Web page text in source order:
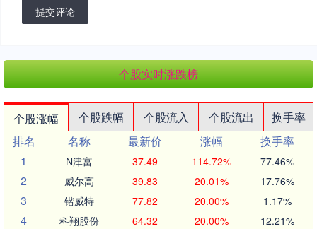
提交评论
个股实时涨跌榜
个股涨幅 个股跌幅 个股流入 个股流出
换手率
排名
名称 最新价 涨幅
换手率
1
N津富 37.49 114.72% 77.46%
2 威尔高 39.83 20.01% 17.76%
3 锴威特 77.82 20.00% 1.17%
4 科翔股份 64.32 20.00% 12.21%